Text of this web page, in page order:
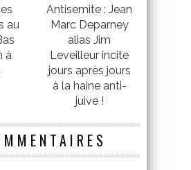
au
à
Antisemite : Jean
Marc Deparney
alias Jim
Leveilleur incite
jours après jours
à la haine anti-
juive !